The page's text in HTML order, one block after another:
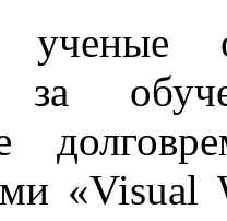
ученые
за